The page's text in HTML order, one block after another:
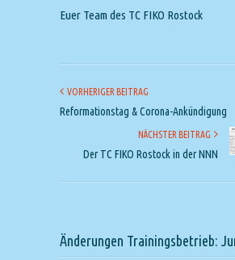
Euer Team des TC FIKO Rostock
VORHERIGER BEITRAG
Reformationstag & Corona-Ankündigung
NÄCHSTER BEITRAG
Der TC FIKO Rostock in der NNN
Änderungen Trainingsbetrieb: